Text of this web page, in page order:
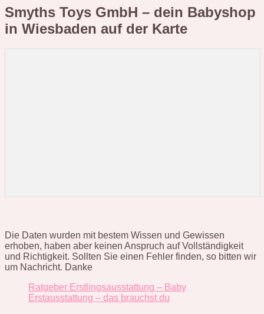
Smyths Toys GmbH – dein Babyshop
in Wiesbaden auf der Karte
Die Daten wurden mit bestem Wissen und Gewissen
erhoben, haben aber keinen Anspruch auf Vollständigkeit
und Richtigkeit. Sollten Sie einen Fehler finden, so bitten wir
um Nachricht. Danke
Ratgeber Erstlingsausstattung – Baby
Erstausstattung – das brauchst du